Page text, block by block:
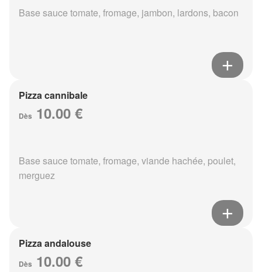
Base sauce tomate, fromage, jambon, lardons, bacon
Pizza cannibale
Dès 10.00 €
Base sauce tomate, fromage, viande hachée, poulet,
merguez
Pizza andalouse
Dès 10.00 €